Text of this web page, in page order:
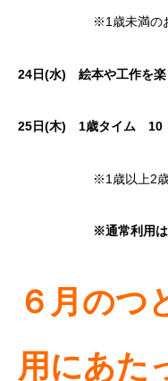
※1歳未満のお
24日(水) 絵本や工作を
25日(木) 1歳タイム 10
※1歳以上2歳未満
※通常利用
６月のつ
用にあた